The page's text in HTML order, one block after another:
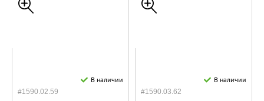
#1590.02.59
В наличии
#1590.03.62
В наличии